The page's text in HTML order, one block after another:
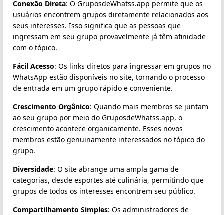
Conexão Direta: O GruposdeWhatss.app permite que os
usuários encontrem grupos diretamente relacionados aos
seus interesses. Isso significa que as pessoas que
ingressam em seu grupo provavelmente já têm afinidade
com o tópico.
Fácil Acesso: Os links diretos para ingressar em grupos no
WhatsApp estão disponíveis no site, tornando o processo
de entrada em um grupo rápido e conveniente.
Crescimento Orgânico: Quando mais membros se juntam
ao seu grupo por meio do GruposdeWhatss.app, o
crescimento acontece organicamente. Esses novos
membros estão genuinamente interessados no tópico do
grupo.
Diversidade: O site abrange uma ampla gama de
categorias, desde esportes até culinária, permitindo que
grupos de todos os interesses encontrem seu público.
Compartilhamento Simples: Os administradores de